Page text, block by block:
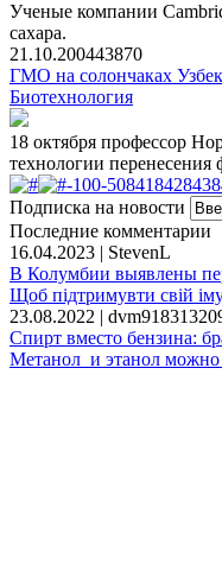
Ученые компании
сахара.
21.10.200443870
ГМО на солончаках
Биотехнология
18 октября профессор
технологии перенесения
-100-50841842843
Подписка на новости
Последние комментарии
16.04.2023 | StevenL
В Колумбии выявлены
Щоб підтримувти свій
23.08.2022 |
Спирт вместо бензина:
Метанол и этанол можно